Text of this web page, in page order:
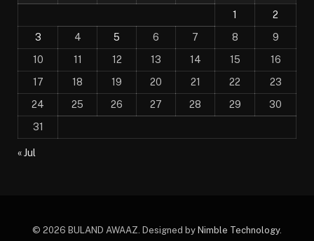
1
2
3
4 5 6 7 8
9
10
11 12 13 14 15
16
17
18 19 20 21 22
23
24
25 26 27 28 29
30
31
« Jul
© 2026 BULAND AWAAZ. Designed by Nimble Technology.